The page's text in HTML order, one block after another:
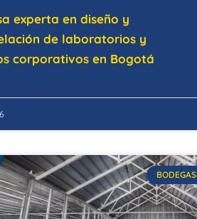
experta en diseño y
de laboratorios y
corporativos en Bogotá
BODEGAS